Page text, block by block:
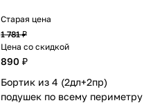
Старая цена
1 781 ₽
Цена со скидкой
890 ₽
Бортик из 4 (2дл+2пр)
подушек по всему периметру